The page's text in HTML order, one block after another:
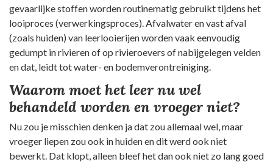
gevaarlijke stoffen worden routinematig gebruikt tijdens het
looiproces (verwerkingsproces). Afvalwater en vast afval
(zoals huiden) van leerlooierijen worden vaak eenvoudig
gedumpt in rivieren of op rivieroevers of nabijgelegen velden
en dat, leidt tot water- en bodemverontreiniging.
Waarom moet het leer nu wel
behandeld worden en vroeger niet?
Nu zou je misschien denken ja dat zou allemaal wel, maar
vroeger liepen zou ook in huiden en dit werd ook niet
bewerkt. Dat klopt, alleen bleef het dan ook niet zo lang goed